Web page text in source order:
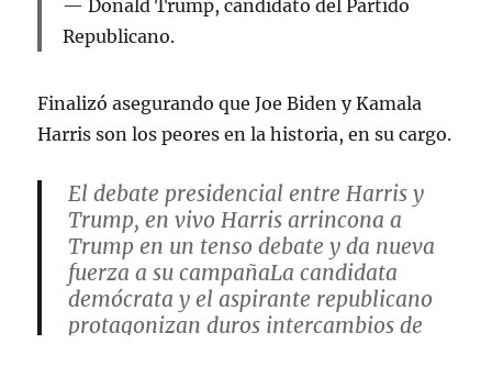
Donald Trump, candidato del Partido
Republicano.
Finalizó asegurando que Joe Biden y Kamala
Harris son los peores en la historia, en su cargo.
El debate presidencial entre Harris y
Trump, en vivo Harris arrincona a
Trump en un tenso debate y da nueva
fuerza a su campañaLa candidata
demócrata y el aspirante republicano
protagonizan duros intercambios de